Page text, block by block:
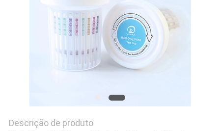
Descrição de produto